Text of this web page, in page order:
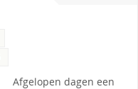
Afgelopen dagen een